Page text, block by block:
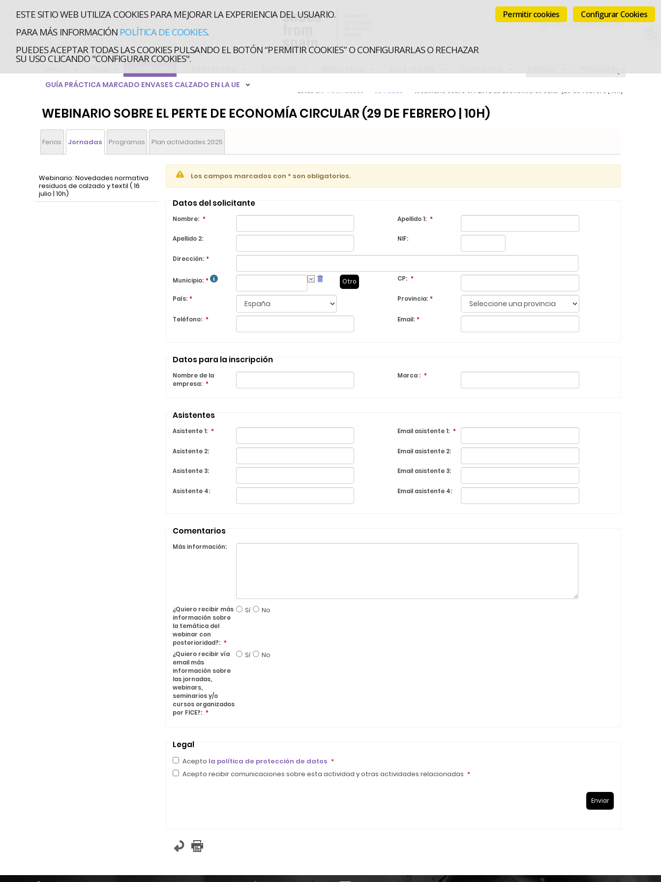
ESTE SITIO WEB UTILIZA COOKIES PARA MEJORAR LA EXPERIENCIA DEL USUARIO.
PARA MÁS INFORMACIÓN POLÍTICA DE COOKIES.
PUEDES ACEPTAR TODAS LAS COOKIES PULSANDO EL BOTÓN “PERMITIR COOKIES” O CONFIGURARLAS O RECHAZAR
SU USO CLICANDO "CONFIGURAR COOKIES".
Configurar Cookies
Permitir cookies
GUÍA PRÁCTICA MARCADO ENVASES CALZADO EN LA UE
Estás en: Actividades Jornadas Webinario sobre el PERTE de Economía Circular (29 de febrero | 10h)
WEBINARIO SOBRE EL PERTE DE ECONOMÍA CIRCULAR (29 DE FEBRERO | 10H)
Ferias Jornadas Programas Plan actividades 2025
Los campos marcados con * son obligatorios.
Datos del solicitante
Nombre: * Apellido 1: *
Apellido 2: NIF:
Dirección: *
Municipio: * CP: *
País: * Provincia: *
Teléfono: * Email: *
Datos para la inscripción
Nombre de la
empresa: *
Marca : *
Asistentes
Asistente 1: * Email asistente 1: *
Asistente 2: Email asistente 2:
Asistente 3: Email asistente 3:
Asistente 4: Email asistente 4:
Comentarios
Más información:
¿Quiero recibir más
información sobre
la temática del
webinar con
posterioridad?: *
Sí No
¿Quiero recibir vía
email más
información sobre
las jornadas,
webinars,
seminarios y/o
cursos organizados
por FICE?: *
Sí No
Legal
Acepto la política de protección de datos *
Acepto recibir comunicaciones sobre esta actividad y otras actividades relacionadas *
Webinario: Novedades normativa
residuos de calzado y textil ( 16
julio | 10h)